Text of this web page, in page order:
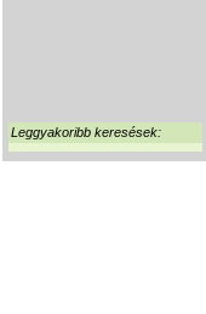
Leggyakoribb keresések: